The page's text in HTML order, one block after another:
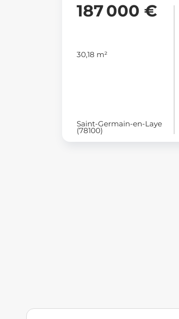
187 000 €
30,18 m²
Saint-Germain-en-Laye
(78100)